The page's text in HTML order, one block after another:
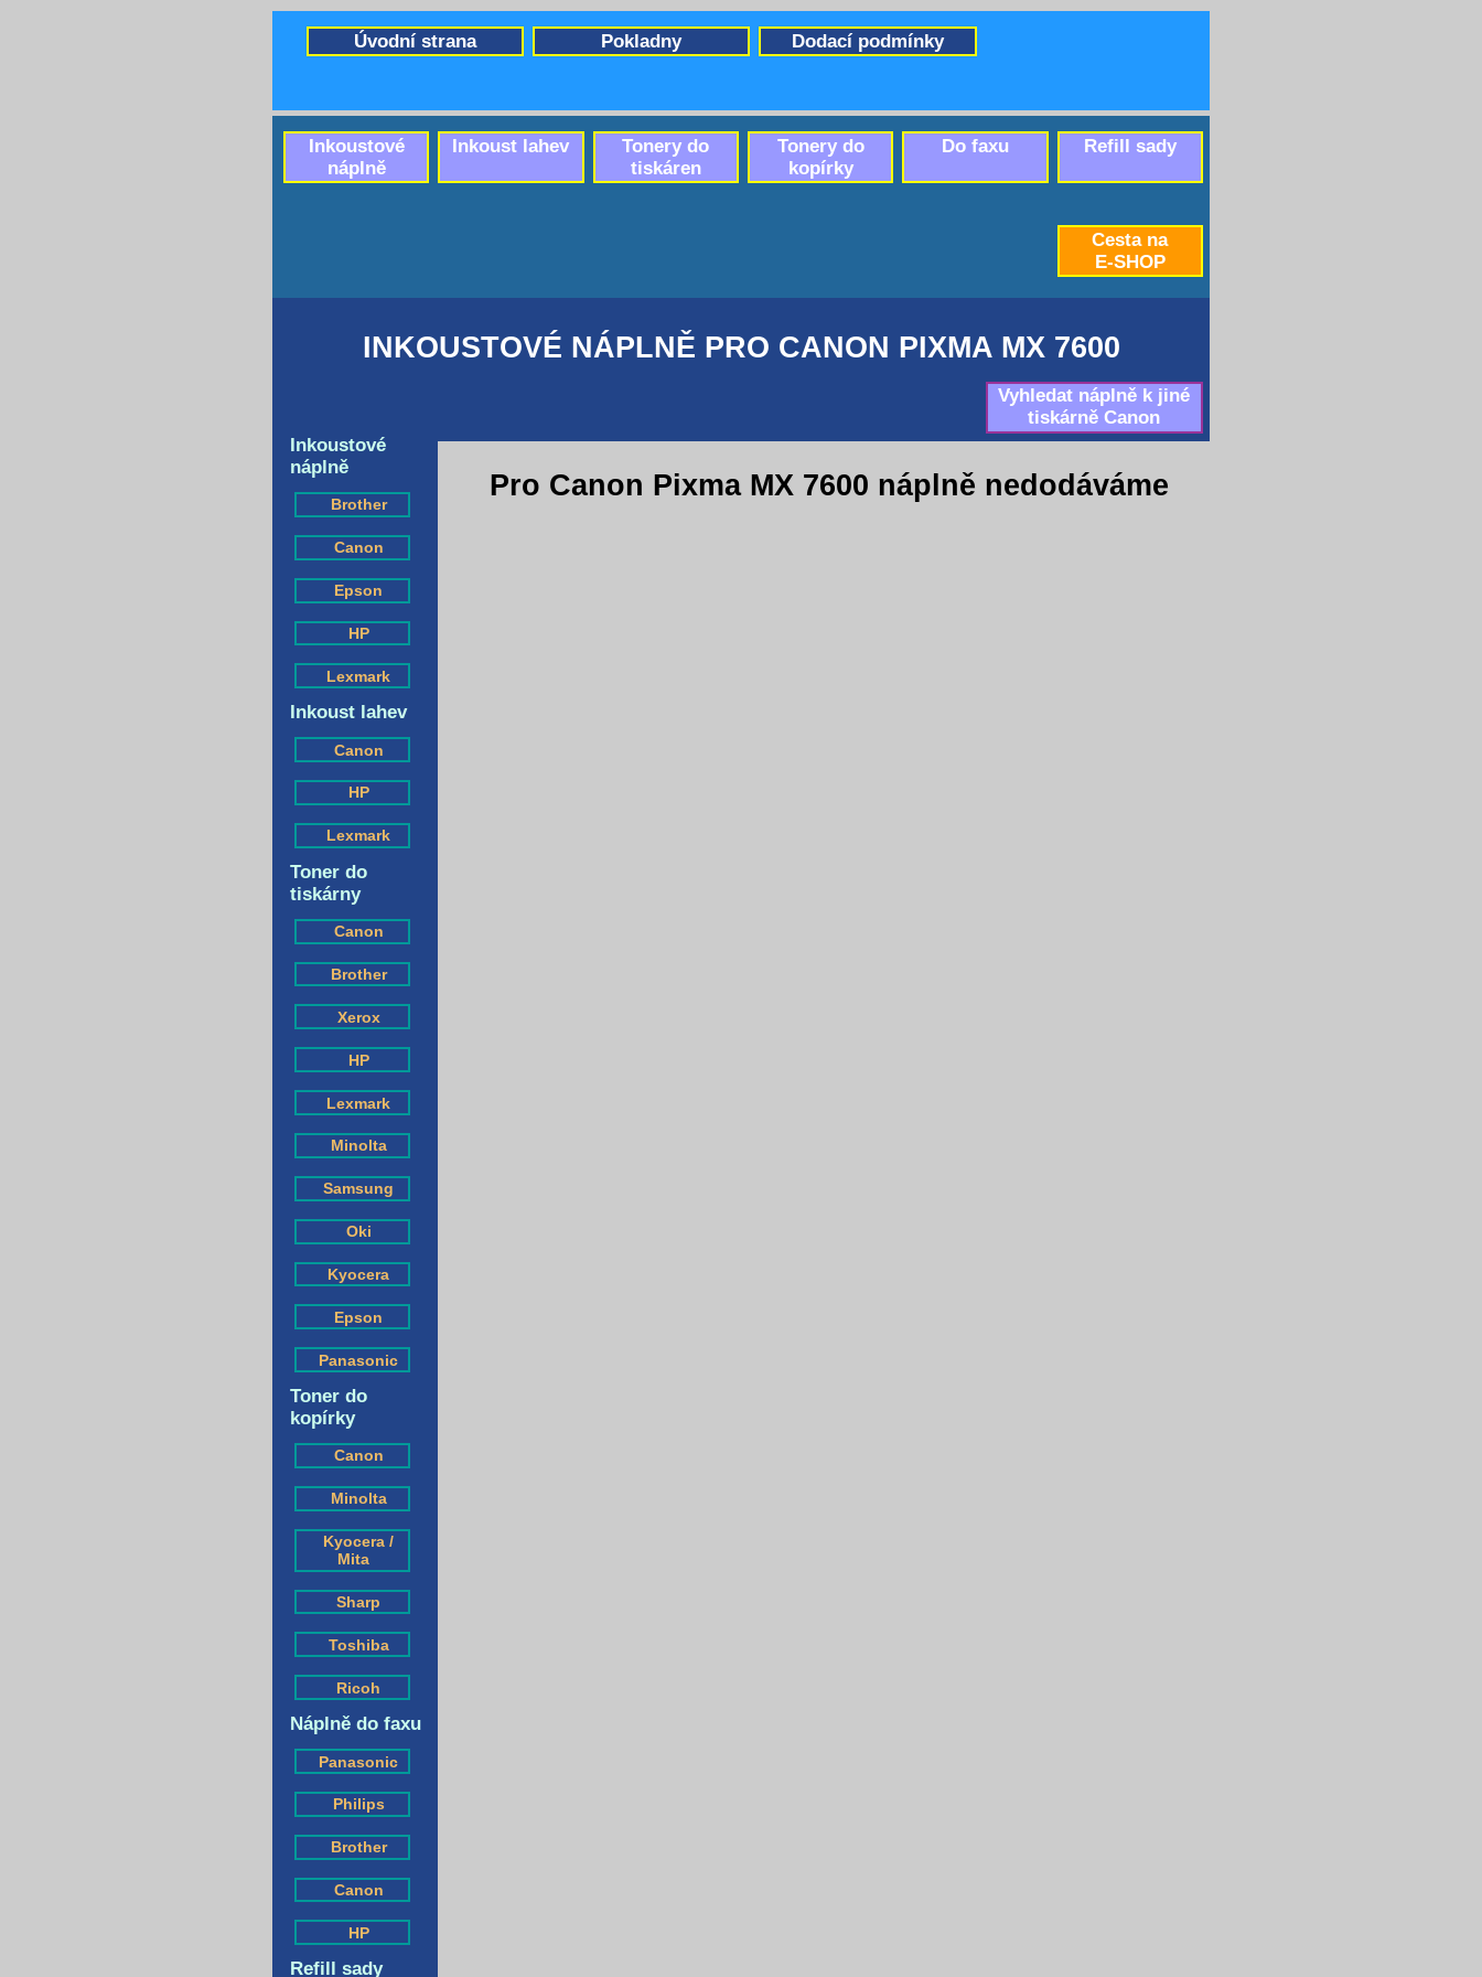
INKOUSTOVÉ NÁPLNĚ PRO CANON PIXMA MX 7600
Vyhledat náplně k jiné
tiskárně Canon
Pro Canon Pixma MX 7600 náplně nedodáváme
Cesta na
E-SHOP
Inkoustové
náplně
Brother
Canon
Epson
HP
Lexmark
Inkoust lahev
Canon
HP
Lexmark
Toner do
tiskárny
Canon
Brother
Xerox
HP
Lexmark
Minolta
Samsung
Oki
Kyocera
Epson
Panasonic
Toner do
kopírky
Canon
Minolta
Kyocera /
Mita
Sharp
Toshiba
Ricoh
Náplně do faxu
Panasonic
Philips
Brother
Canon
HP
Refill sady
Dodací podmínky
Pokladny
Úvodní strana
Refill sady
Do faxu
Tonery do
kopírky
Tonery do
tiskáren
Inkoust lahev
Inkoustové
náplně